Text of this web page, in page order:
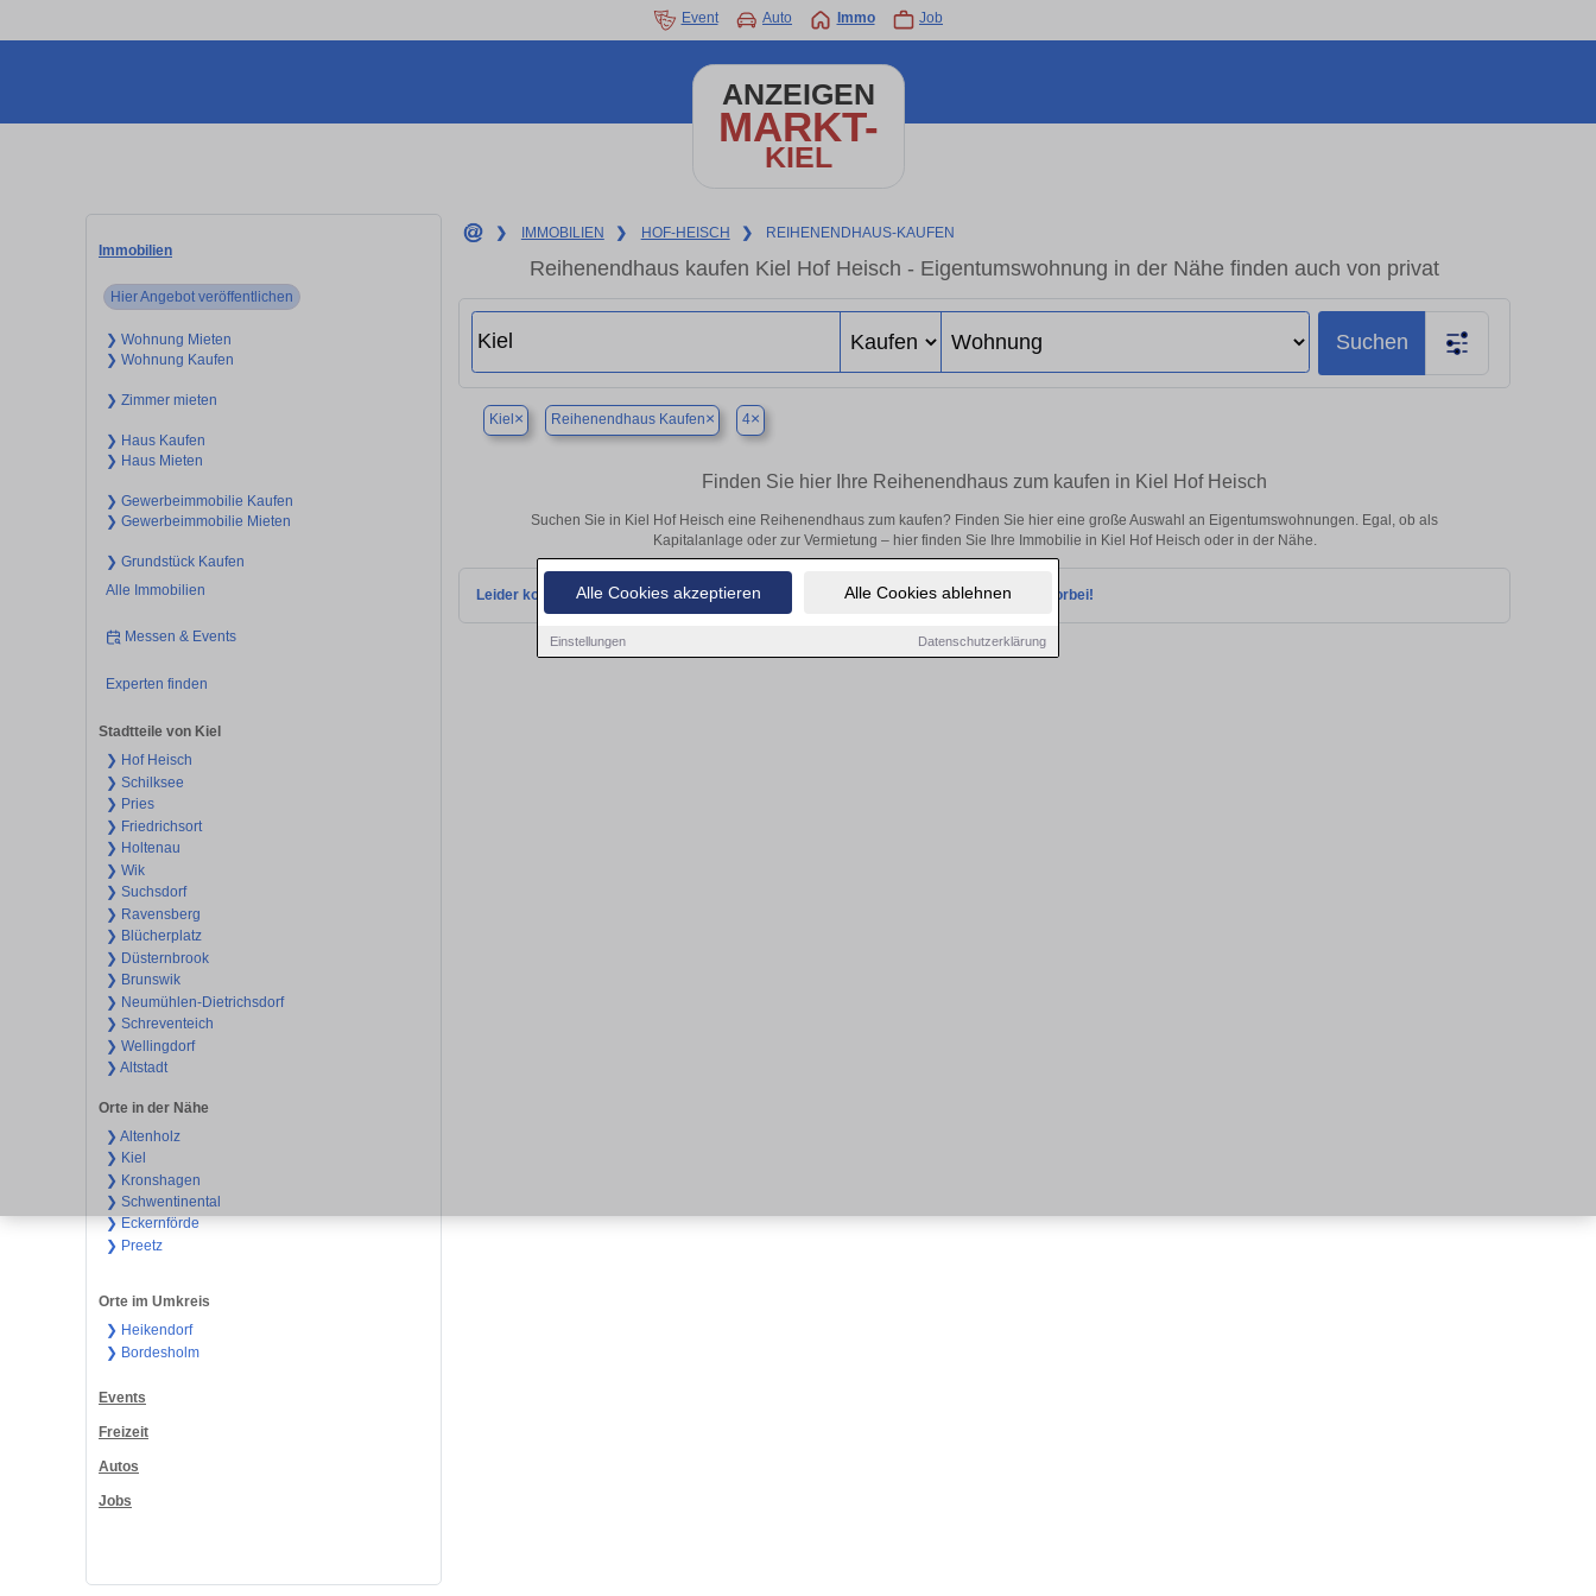
Alle Cookies akzeptieren Alle Cookies ablehnen
Einstellungen Datenschutzerklärung
Event Auto Immo Job
ANZEIGEN
MARKT-
KIEL
Immobilien
Hier Angebot veröffentlichen
❯ Wohnung Mieten
❯ Wohnung Kaufen
❯ Zimmer mieten
❯ Haus Kaufen
❯ Haus Mieten
❯ Gewerbeimmobilie Kaufen
❯ Gewerbeimmobilie Mieten
❯ Grundstück Kaufen
Alle Immobilien
Messen & Events
Experten finden
Stadtteile von Kiel
❯ Hof Heisch
❯ Schilksee
❯ Pries
❯ Friedrichsort
❯ Holtenau
❯ Wik
❯ Suchsdorf
❯ Ravensberg
❯ Blücherplatz
❯ Düsternbrook
❯ Brunswik
❯ Neumühlen-Dietrichsdorf
❯ Schreventeich
❯ Wellingdorf
❯ Altstadt
Orte in der Nähe
❯ Altenholz
❯ Kiel
❯ Kronshagen
❯ Schwentinental
❯ Eckernförde
❯ Preetz
Orte im Umkreis
❯ Heikendorf
❯ Bordesholm
Events
Freizeit
Autos
Jobs
❯ IMMOBILIEN ❯ HOF-HEISCH ❯ REIHENENDHAUS-KAUFEN
Reihenendhaus kaufen Kiel Hof Heisch - Eigentumswohnung in der Nähe finden auch von privat
Suchen
Kiel × Reihenendhaus Kaufen× 4×
Finden Sie hier Ihre Reihenendhaus zum kaufen in Kiel Hof Heisch
Suchen Sie in Kiel Hof Heisch eine Reihenendhaus zum kaufen? Finden Sie hier eine große Auswahl an Eigentumswohnungen. Egal, ob als
Kapitalanlage oder zur Vermietung – hier finden Sie Ihre Immobilie in Kiel Hof Heisch oder in der Nähe.
Leider konnten wir derzeit keine passenden Objekte finden. Schauen Sie bald wieder vorbei!